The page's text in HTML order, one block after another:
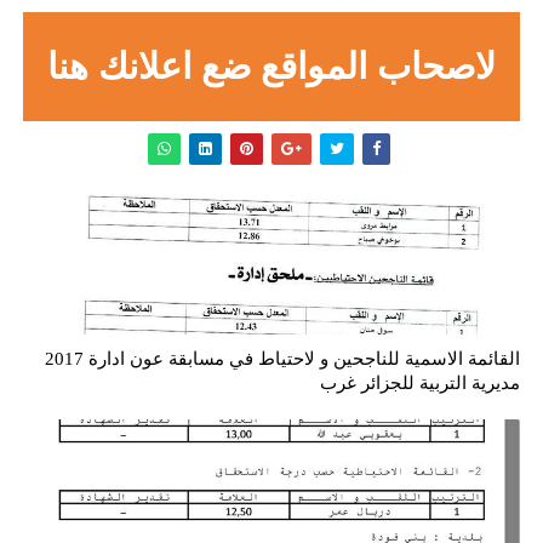
لاصحاب المواقع ضع اعلانك هنا
القائمة الاسمية للناجحين و لاحتياط في مسابقة عون ادارة 2017
مديرية التربية للجزائر غرب